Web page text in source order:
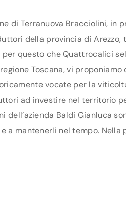
di Terranuova Bracciolini, in
della provincia di Arezzo,
per questo che Quattrocalici
Toscana, vi
vocate per la
ad investire nel territorio
Baldi Gianluca
mantenerli nel tempo.